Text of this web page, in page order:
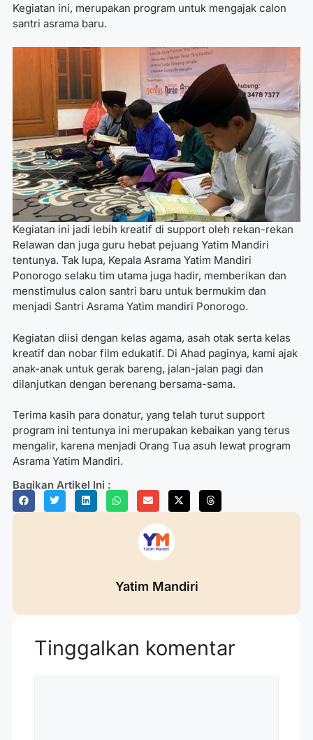
Kegiatan ini, merupakan program untuk mengajak calon
santri asrama baru.
Kegiatan ini jadi lebih kreatif di support oleh rekan-rekan
Relawan dan juga guru hebat pejuang Yatim Mandiri
tentunya. Tak lupa, Kepala Asrama Yatim Mandiri
Ponorogo selaku tim utama juga hadir, memberikan dan
menstimulus calon santri baru untuk bermukim dan
menjadi Santri Asrama Yatim mandiri Ponorogo.
Kegiatan diisi dengan kelas agama, asah otak serta kelas
kreatif dan nobar film edukatif. Di Ahad paginya, kami ajak
anak-anak untuk gerak bareng, jalan-jalan pagi dan
dilanjutkan dengan berenang bersama-sama.
Terima kasih para donatur, yang telah turut support
program ini tentunya ini merupakan kebaikan yang terus
mengalir, karena menjadi Orang Tua asuh lewat program
Asrama Yatim Mandiri.
Bagikan Artikel Ini :
Yatim Mandiri
Tinggalkan komentar